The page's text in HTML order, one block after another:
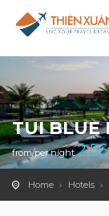
TUI BLUE
from/per night
Home Hotels